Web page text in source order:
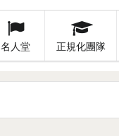
名人堂 正規化團隊